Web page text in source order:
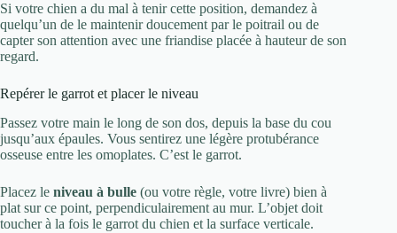
Si votre chien a du mal à tenir cette position, demandez à
quelqu’un de le maintenir doucement par le poitrail ou de
capter son attention avec une friandise placée à hauteur de son
regard.
Repérer le garrot et placer le niveau
Passez votre main le long de son dos, depuis la base du cou
jusqu’aux épaules. Vous sentirez une légère protubérance
osseuse entre les omoplates. C’est le garrot.
Placez le niveau à bulle (ou votre règle, votre livre) bien à
plat sur ce point, perpendiculairement au mur. L’objet doit
toucher à la fois le garrot du chien et la surface verticale.